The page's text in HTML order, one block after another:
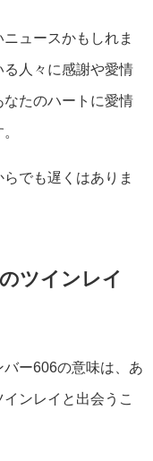
ュースかもしれま
人々に感謝や愛情
たのハートに愛情
でも遅くはありま
ツインレイ
ー606の意味は、あ
ンレイと出会うこ